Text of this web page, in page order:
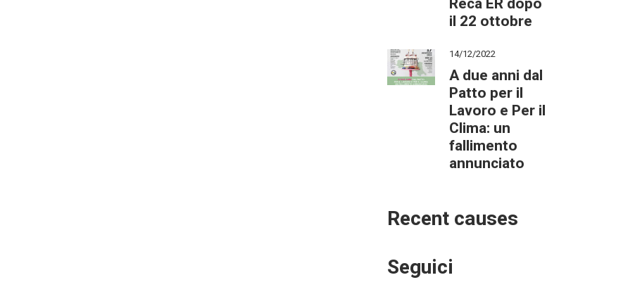
il 22 ottobre
14/12/2022
A due anni dal
Patto per il
Lavoro e Per il
Clima: un
fallimento
annunciato
Recent causes
Seguici